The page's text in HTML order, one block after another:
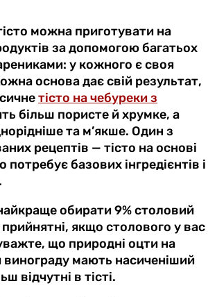
можна приготувати на
за допомогою багатьох
у кожного є своя
основа дає свій результат,
тісто на чебуреки з
більш пористе й хрумке, а
та м’якше. Один з
рецептів — тісто на основі
базових інгредієнтів і
обирати 9% столовий
якщо столового у вас
що природні оцти на
винограду мають насиченіший
відчутні в тісті.